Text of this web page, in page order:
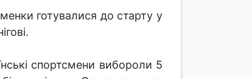
готувалися до старту у
спортсмени вибороли 5